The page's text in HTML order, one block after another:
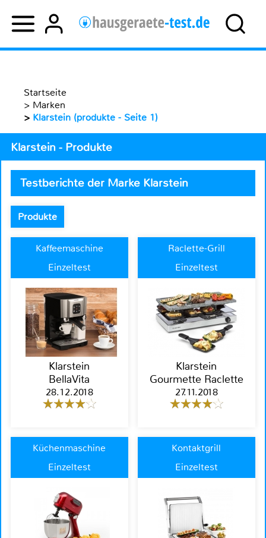
Startseite
> Marken
> Klarstein (produkte - Seite 1)
Klarstein - Produkte
Testberichte der Marke Klarstein
Produkte
Kaffeemaschine
Einzeltest
Klarstein
BellaVita
28.12.2018
Raclette-Grill
Einzeltest
Klarstein
Gourmette Raclette
27.11.2018
Küchenmaschine
Einzeltest
Kontaktgrill
Einzeltest